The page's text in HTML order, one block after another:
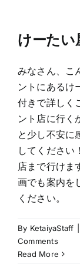
けーたい
みなさん、こ
ントにあるけ
付きで詳しく
ント店に行く
と少し不安に
してください
店まで行けま
画でも案内を
ください。
By KetaiyaStaff
Comments
Read More